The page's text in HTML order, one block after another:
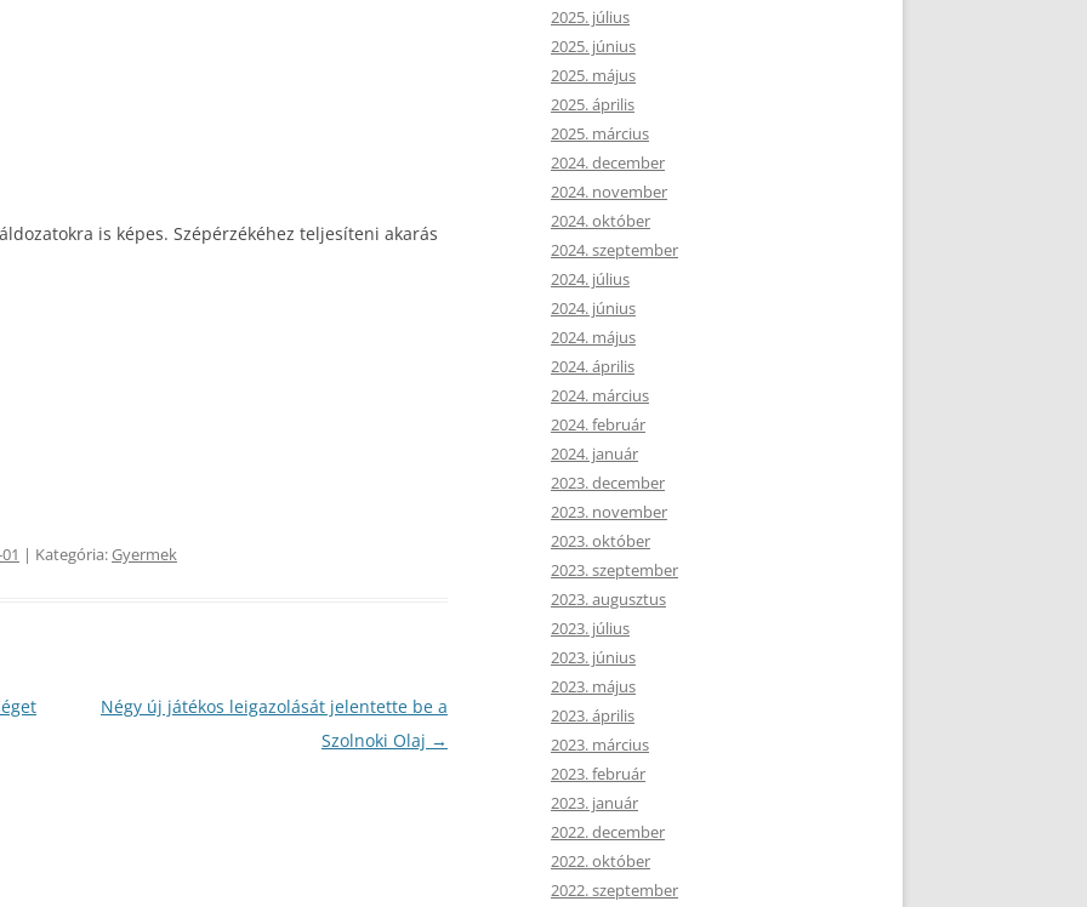
is képes. Szépérzékéhez teljesíteni akarás
| Kategória:Gyermek
Négy új játékos leigazolását jelentette be a
Szolnoki Olaj →
2025. július
2025. június
2025. május
2025. április
2025. március
2024. december
2024. november
2024. október
2024. szeptember
2024. július
2024. június
2024. május
2024. április
2024. március
2024. február
2024. január
2023. december
2023. november
2023. október
2023. szeptember
2023. augusztus
2023. július
2023. június
2023. május
2023. április
2023. március
2023. február
2023. január
2022. december
2022. október
2022. szeptember